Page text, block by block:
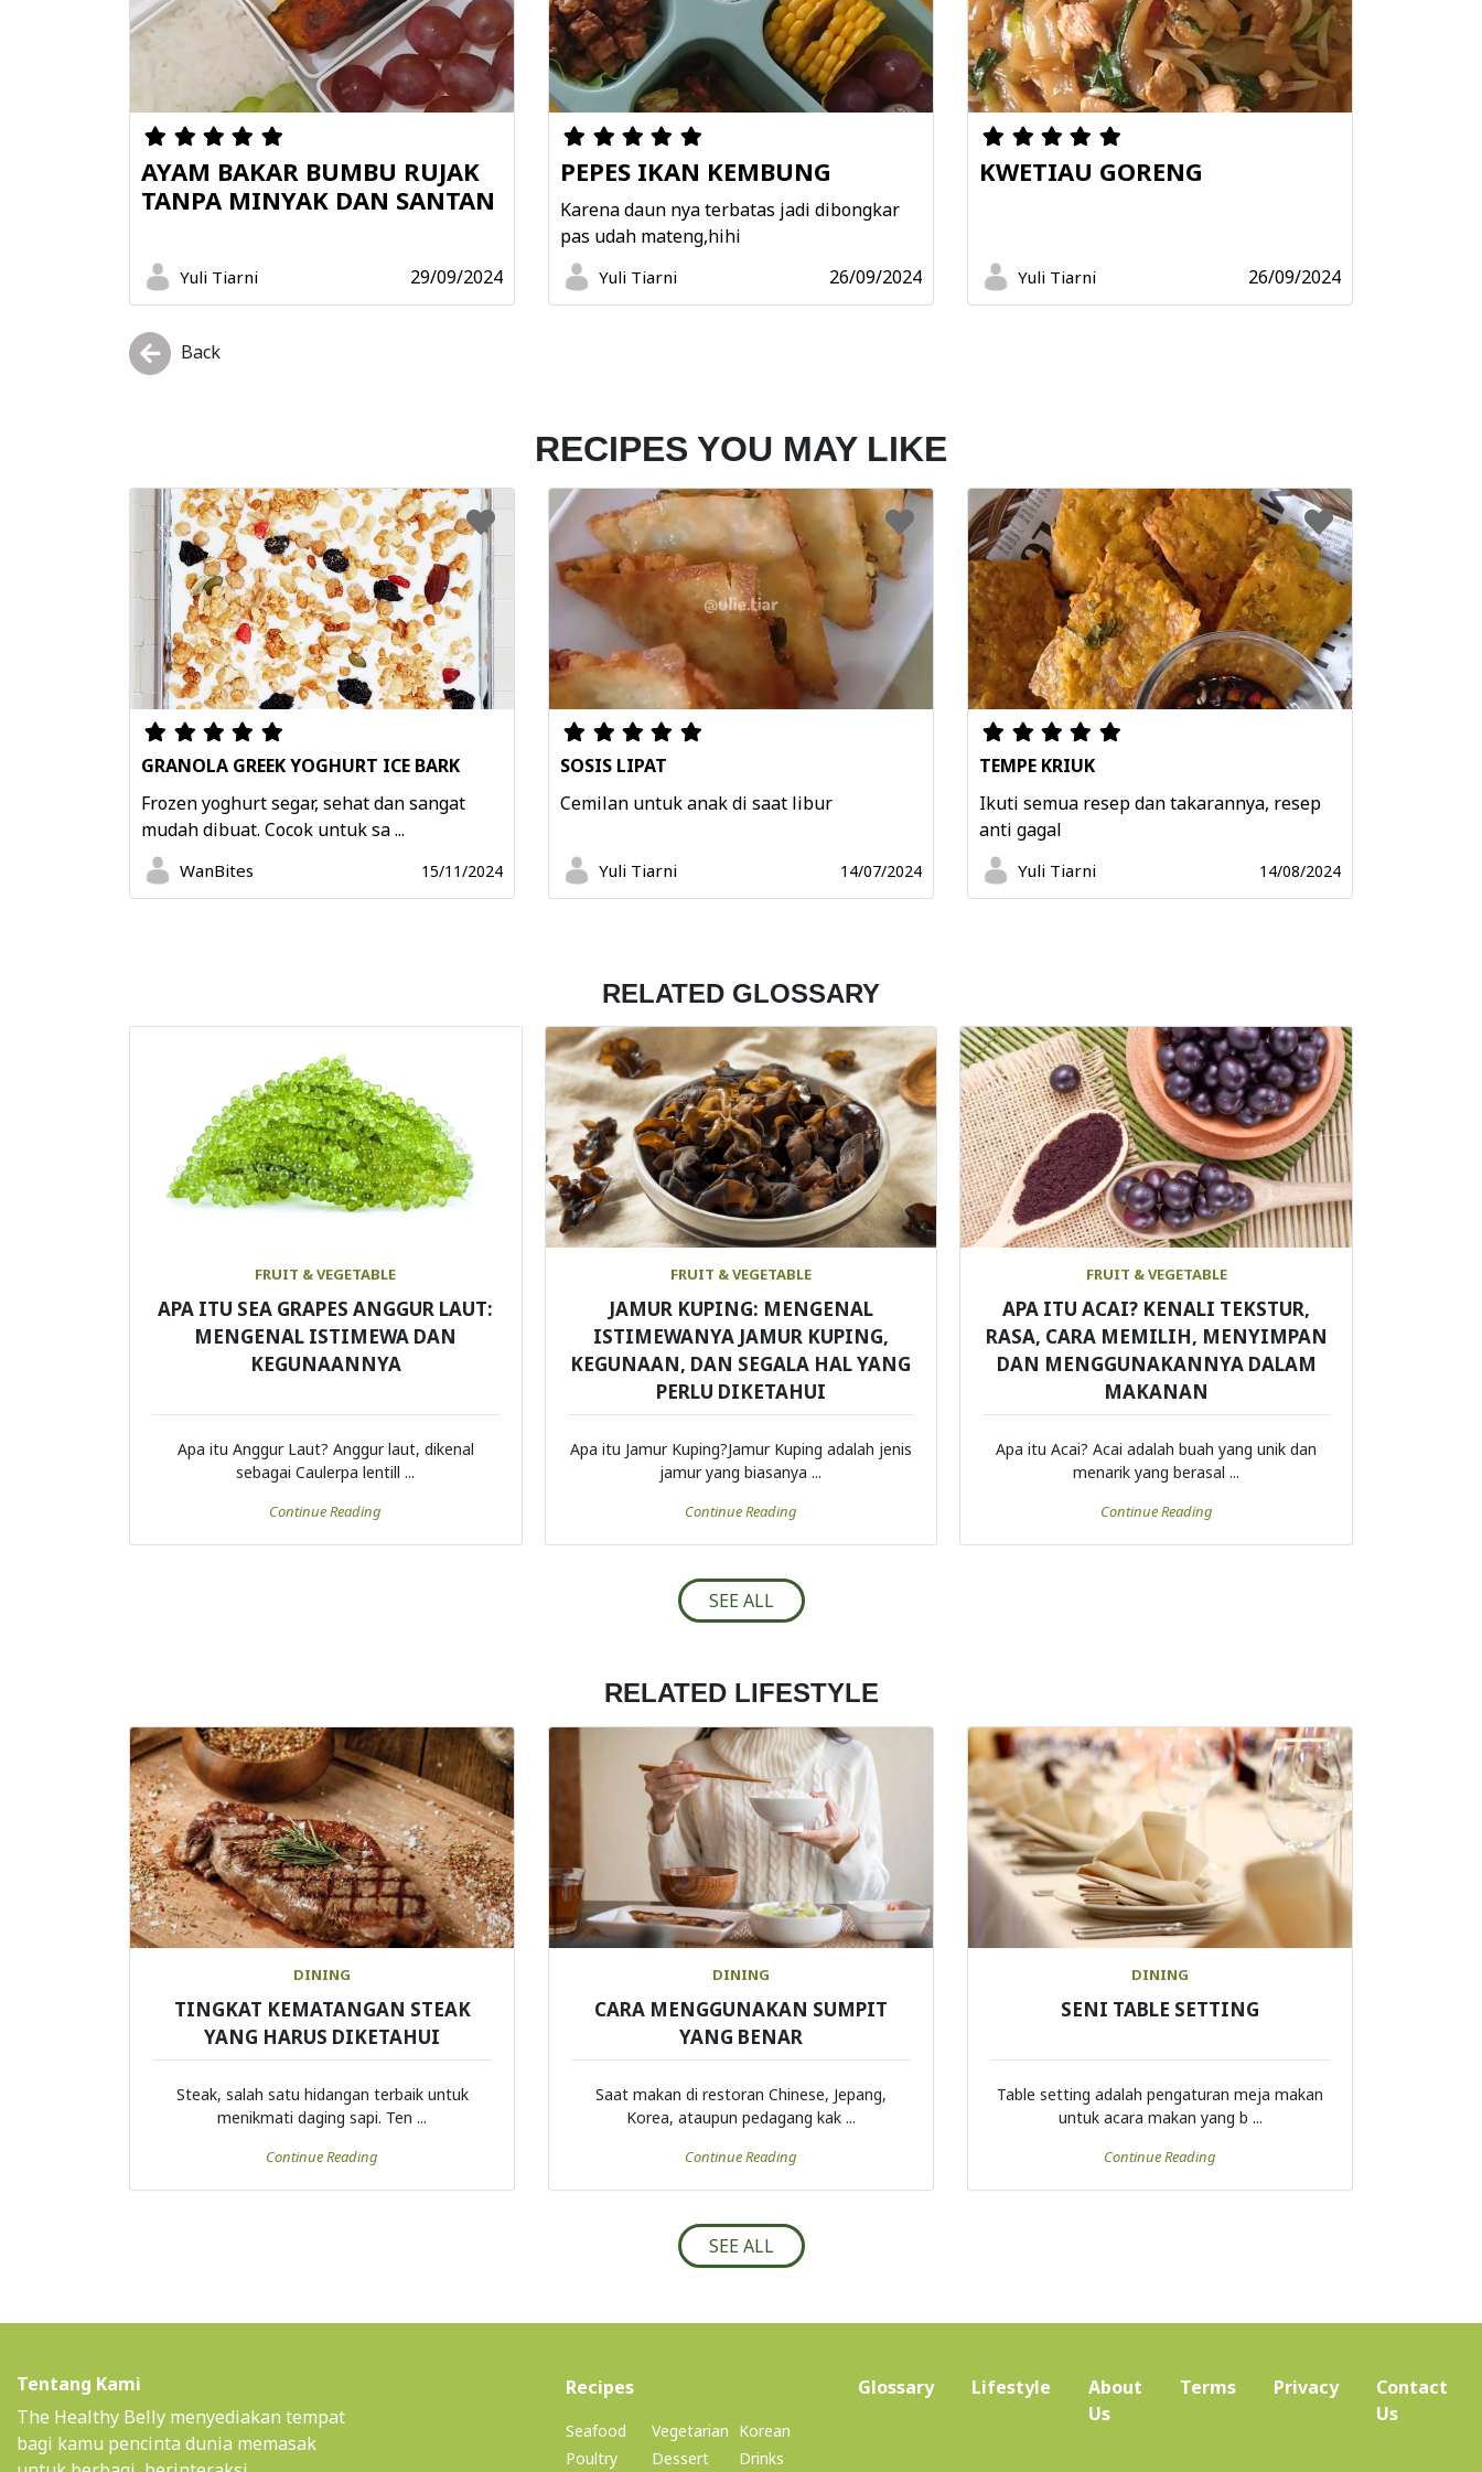
AYAM BAKAR BUMBU RUJAK
TANPA MINYAK DAN SANTAN
Yuli Tiarni 29/09/2024
PEPES IKAN KEMBUNG
Karena daun nya terbatas jadi dibongkar
pas udah mateng,hihi
Yuli Tiarni 26/09/2024
KWETIAU GORENG
Yuli Tiarni 26/09/2024
Back
RECIPES YOU MAY LIKE
GRANOLA GREEK YOGHURT ICE BARK
Frozen yoghurt segar, sehat dan sangat
mudah dibuat. Cocok untuk sa ...
WanBites 15/11/2024
SOSIS LIPAT
Cemilan untuk anak di saat libur
Yuli Tiarni 14/07/2024
TEMPE KRIUK
Ikuti semua resep dan takarannya, resep
anti gagal
Yuli Tiarni 14/08/2024
RELATED GLOSSARY
FRUIT & VEGETABLE
APA ITU SEA GRAPES ANGGUR LAUT:
MENGENAL ISTIMEWA DAN
KEGUNAANNYA
Apa itu Anggur Laut? Anggur laut, dikenal
sebagai Caulerpa lentill ...
Continue Reading
FRUIT & VEGETABLE
JAMUR KUPING: MENGENAL
ISTIMEWANYA JAMUR KUPING,
KEGUNAAN, DAN SEGALA HAL YANG
PERLU DIKETAHUI
Apa itu Jamur Kuping?Jamur Kuping adalah jenis
jamur yang biasanya ...
Continue Reading
FRUIT & VEGETABLE
APA ITU ACAI? KENALI TEKSTUR,
RASA, CARA MEMILIH, MENYIMPAN
DAN MENGGUNAKANNYA DALAM
MAKANAN
Apa itu Acai? Acai adalah buah yang unik dan
menarik yang berasal ...
Continue Reading
SEE ALL
RELATED LIFESTYLE
DINING
TINGKAT KEMATANGAN STEAK
YANG HARUS DIKETAHUI
Steak, salah satu hidangan terbaik untuk
menikmati daging sapi. Ten ...
Continue Reading
DINING
CARA MENGGUNAKAN SUMPIT
YANG BENAR
Saat makan di restoran Chinese, Jepang,
Korea, ataupun pedagang kak ...
Continue Reading
DINING
SENI TABLE SETTING
Table setting adalah pengaturan meja makan
untuk acara makan yang b ...
Continue Reading
SEE ALL
Tentang Kami
The Healthy Belly menyediakan tempat
bagi kamu pencinta dunia memasak
Recipes(current)
Seafood
Poultry
Vegetarian
Dessert
Korean
Drinks
Glossary Lifestyle
About
Us(current)
Terms Privacy
Contact
Us